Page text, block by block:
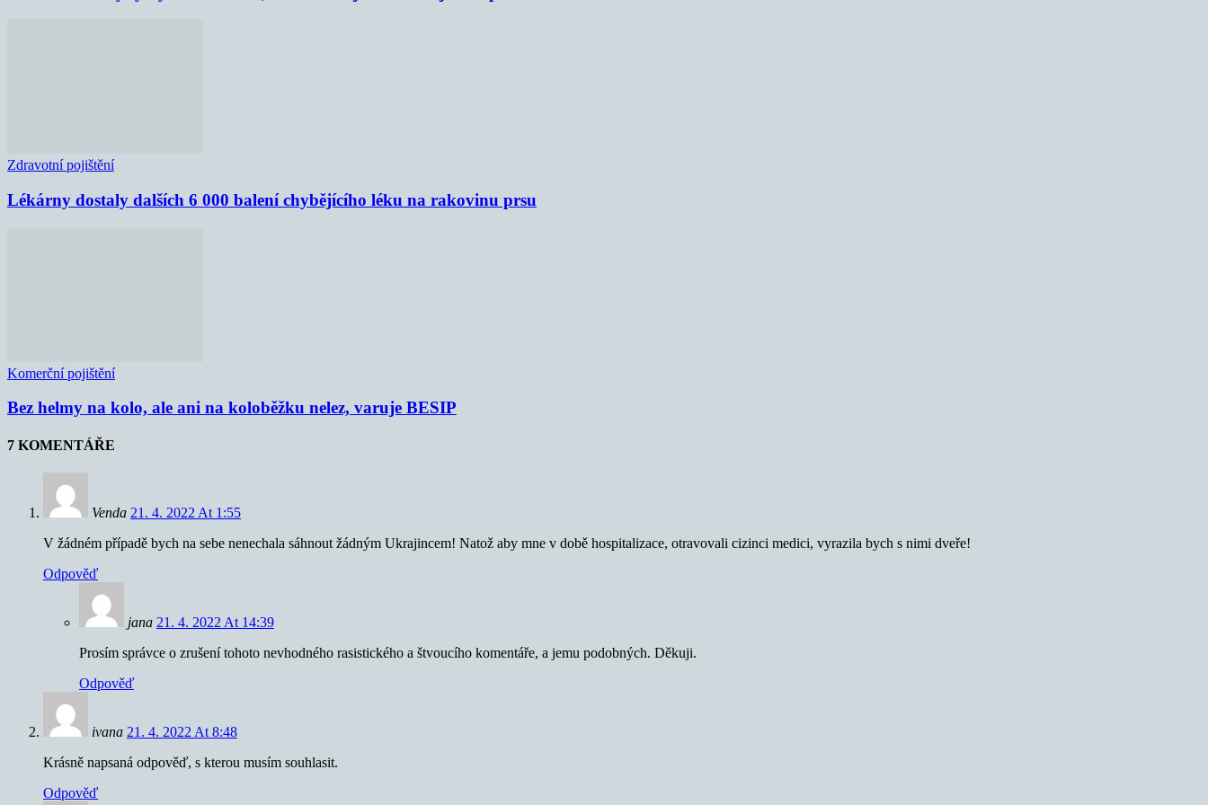
Zdravotní pojištění
Lékárny dostaly dalších 6 000 balení chybějícího léku na rakovinu prsu
Komerční pojištění
Bez helmy na kolo, ale ani na koloběžku nelez, varuje BESIP
7 KOMENTÁŘE
Venda 21. 4. 2022 At 1:55
V žádném případě bych na sebe nenechala sáhnout žádným Ukrajincem! Natož aby mne v době hospitalizace, otravovali cizinci medici, vyrazila bych s nimi dveře!
Odpověď
jana 21. 4. 2022 At 14:39
Prosím správce o zrušení tohoto nevhodného rasistického a štvoucího komentáře, a jemu podobných. Děkuji.
Odpověď
ivana 21. 4. 2022 At 8:48
Krásně napsaná odpověď, s kterou musím souhlasit.
Odpověď